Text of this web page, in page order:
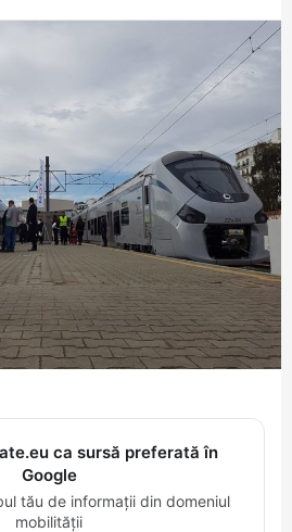
ca sursă preferată în
Google
tău de informații din domeniul
mobilității